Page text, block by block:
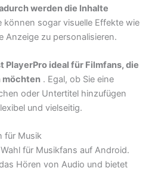
werden die Inhalte
können sogar visuelle Effekte wie
Anzeige zu personalisieren.
PlayerPro ideal für Filmfans, die
möchten . Egal, ob Sie eine
oder Untertitel hinzufügen
und vielseitig.
für Musik
für Musikfans auf Android.
Hören von Audio und bietet